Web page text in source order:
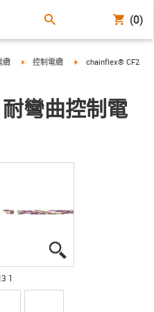
(0)
arrow-right
纜 igus-icon-arrow-right
控制電纜 igus-icon-arrow-right
chainflex® CF2
彎曲控制電
1